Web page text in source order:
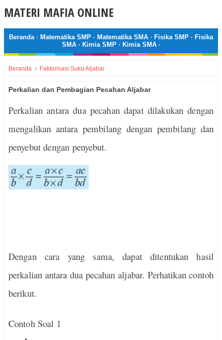
MATERI MAFIA ONLINE
Beranda· Matematika SMP · Matematika SMA · Fisika SMP · Fisika
SMA· Kimia SMP· Kimia SMA·
Beranda › Faktorisasi Suku Aljabar
Perkalian dan Pembagian Pecahan Aljabar
Perkalian antara dua pecahan dapat dilakukan dengan
mengalikan antara pembilang dengan pembilang dan
penyebut dengan penyebut.
Dengan cara yang sama, dapat ditentukan hasil
perkalian antara dua pecahan aljabar. Perhatikan contoh
berikut.
Contoh Soal 1